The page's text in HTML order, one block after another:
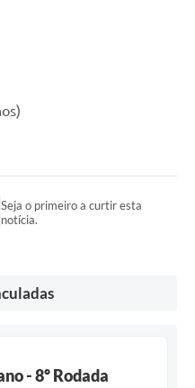
Seja o primeiro a curtir esta
notícia.
- 8º Rodada